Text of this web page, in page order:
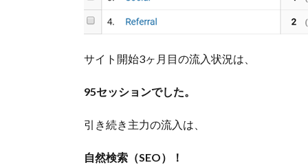
サイト開始3ヶ月目の流入状況は、
95セッションでした。
引き続き主力の流入は、
自然検索（SEO）！